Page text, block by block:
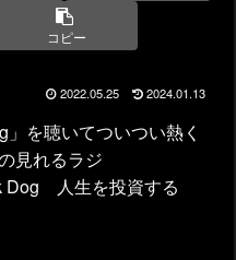
コピー
2022.05.25 2024.01.13
を聴いてついつい熱く
見れるラジ
生を投資する